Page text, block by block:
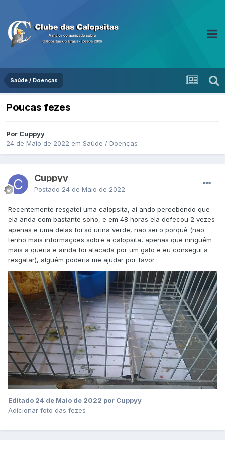
Saúde / Doenças
Poucas fezes
Por Cuppyy
24 de Maio de 2022 em Saúde / Doenças
Cuppyy
Postado 24 de Maio de 2022
Recentemente resgatei uma calopsita, aí ando percebendo que
ela anda com bastante sono, e em 48 horas ela defecou 2 vezes
apenas e uma delas foi só urina verde, não sei o porquê (não
tenho mais informações sobre a calopsita, apenas que ninguém
mais a queria e ainda foi atacada por um gato e eu consegui a
resgatar), alguém poderia me ajudar por favor
Editado 24 de Maio de 2022 por Cuppyy
Adicionar foto das fezes